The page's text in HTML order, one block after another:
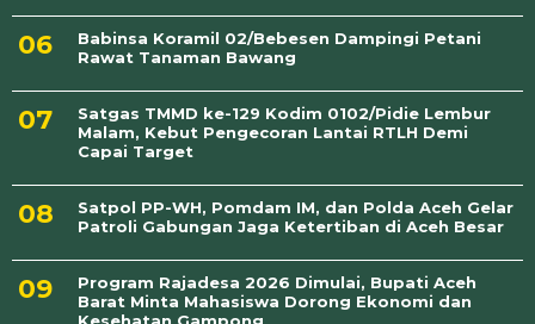
Babinsa Koramil 02/Bebesen Dampingi Petani
Rawat Tanaman Bawang
Satgas TMMD ke-129 Kodim 0102/Pidie Lembur
Malam, Kebut Pengecoran Lantai RTLH Demi
Capai Target
Satpol PP-WH, Pomdam IM, dan Polda Aceh Gelar
Patroli Gabungan Jaga Ketertiban di Aceh Besar
Program Rajadesa 2026 Dimulai, Bupati Aceh
Barat Minta Mahasiswa Dorong Ekonomi dan
Kesehatan Gampong